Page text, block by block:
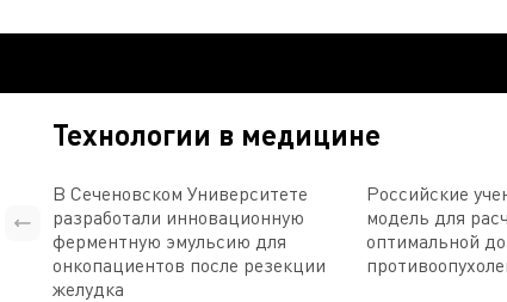
Технологии в медицине
В Сеченовском Университете
разработали инновационную
ферментную эмульсию для
онкопациентов после резекции
желудка
Российские
модель для
оптимальной